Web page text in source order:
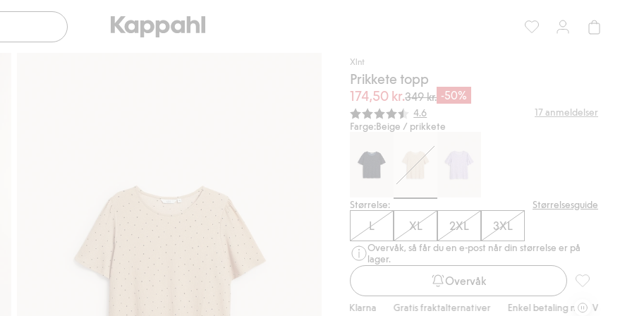
Xlnt
Prikkete topp
174,50 kr.349 kr. -50%
Gjennomsnittskarakter:
4.6 17anmeldelser
Farge:Beige / prikkete
Størrelse: Størrelsesguide
L XL 2XL 3XL
Overvåk, så får du en e-post når din størrelse er på
lager.
Overvåk
Gratis fraktalternativer Enkel betaling med Vipps & Klarna Gratis fraktalternativer Enkel betaling med Vipps & Klarna